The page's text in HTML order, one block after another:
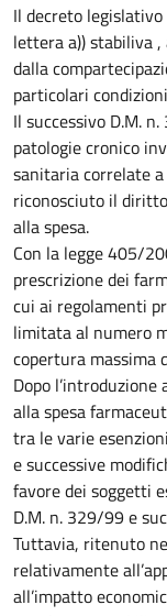
Il decreto
lettera a)) stabiliva
dalla
particolari
Il successivo D.M.
patologie cronico
sanitaria correlate
riconosciuto il
alla spesa.
Con la legge 405/
prescrizione dei
cui ai regolamenti
limitata al numero
copertura massima
Dopo
alla spesa
tra le varie
e successive
favore dei soggetti
D.M. n. 329/99 e
Tuttavia, ritenuto
relativamente
all’impatto